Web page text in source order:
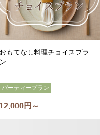
おもてなし料理チョイスプラ
ン
パーティープラン
12,000円～